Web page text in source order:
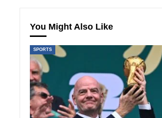
You Might Also Like
SPORTS